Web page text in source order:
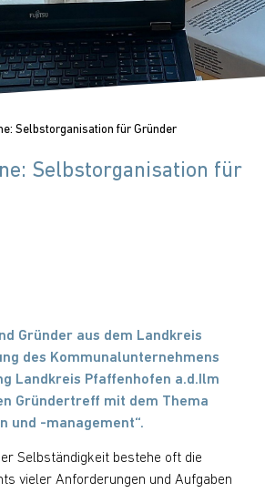
Selbstorganisation für Gründer
Selbstorganisation für
Gründer aus dem Landkreis
des Kommunalunternehmens
Landkreis Pfaffenhofen a.d.Ilm
Gründertreff mit dem Thema
und -management“.
Selbständigkeit bestehe oft die
vieler Anforderungen und Aufgaben